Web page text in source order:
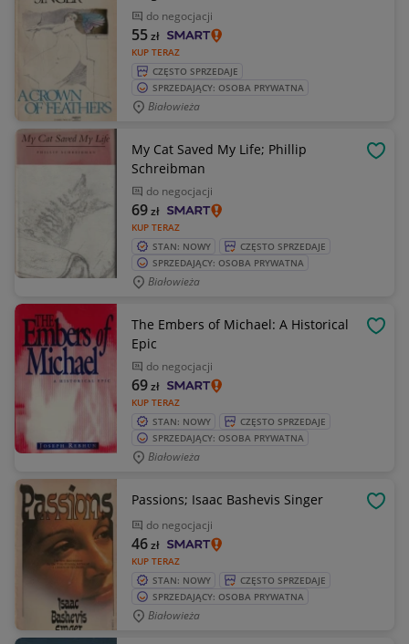
do negocjacji
KUP TERAZ
55zł
CZĘSTO SPRZEDAJE
SPRZEDAJĄCY: OSOBA PRYWATNA
Białowieża
My Cat Saved My Life; Phillip
Schreibman
do negocjacji
KUP TERAZ
69zł
STAN: NOWY
CZĘSTO SPRZEDAJE
SPRZEDAJĄCY: OSOBA PRYWATNA
Białowieża
The Embers of Michael: A Historical
Epic
do negocjacji
KUP TERAZ
69zł
STAN: NOWY
CZĘSTO SPRZEDAJE
SPRZEDAJĄCY: OSOBA PRYWATNA
Białowieża
Passions; Isaac Bashevis Singer
do negocjacji
KUP TERAZ
46zł
STAN: NOWY
CZĘSTO SPRZEDAJE
SPRZEDAJĄCY: OSOBA PRYWATNA
Białowieża